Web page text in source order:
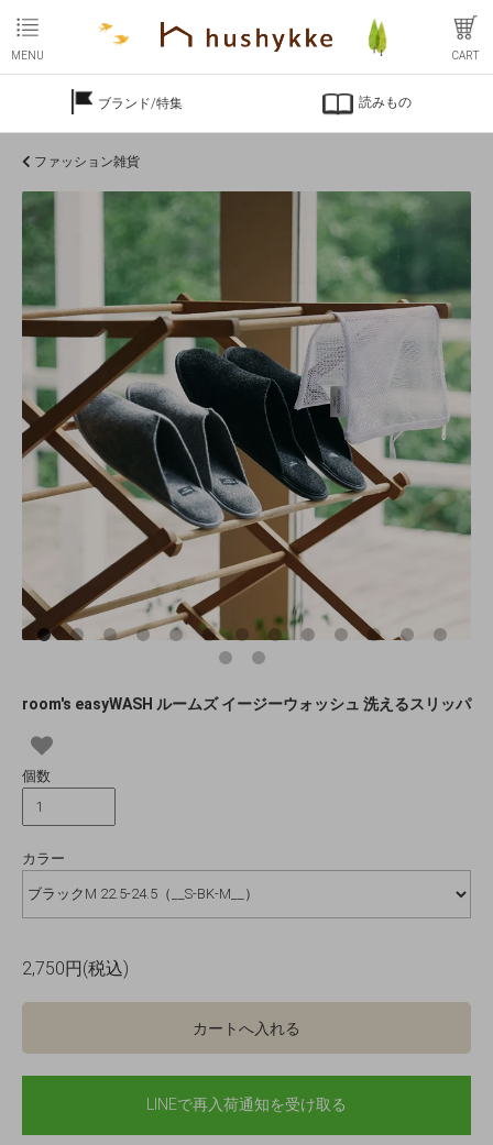
MENU CART
ブランド/特集 読みもの
ファッション雑貨
room's easyWASH ルームズ イージーウォッシュ 洗えるスリッパ
個数
カラー
2,750円(税込)
カートへ入れる
LINEで再入荷通知を受け取る